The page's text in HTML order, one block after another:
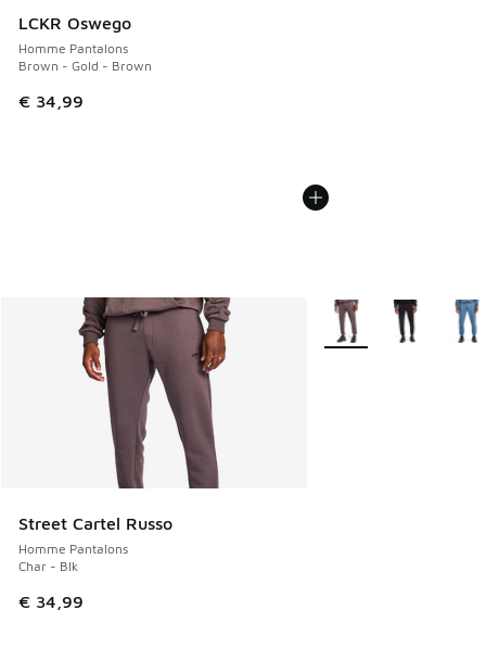
LCKR Oswego
Homme Pantalons
Brown - Gold - Brown
€ 34,99
Street Cartel Russo
Homme Pantalons
Char - Blk
€ 34,99
Plus de couleurs